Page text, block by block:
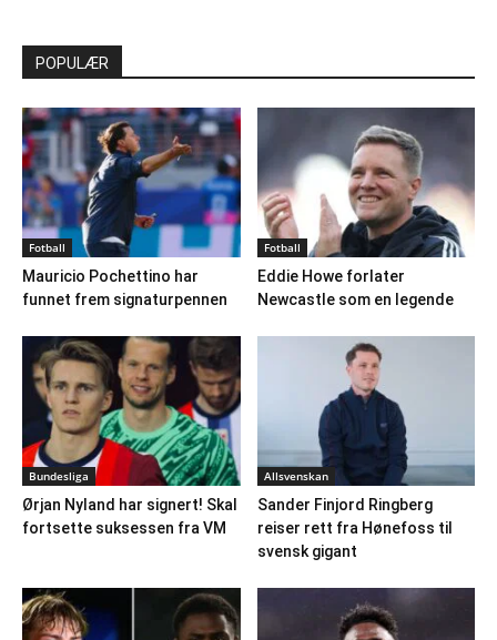
POPULÆR
Fotball
Mauricio Pochettino har
funnet frem signaturpennen
Fotball
Eddie Howe forlater
Newcastle som en legende
Bundesliga
Ørjan Nyland har signert! Skal
fortsette suksessen fra VM
Allsvenskan
Sander Finjord Ringberg
reiser rett fra Hønefoss til
svensk gigant